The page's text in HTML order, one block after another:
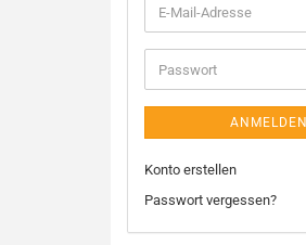
E-
Mail-
Adresse
Passwort
ANMELDEN
Konto erstellen
Passwort vergessen?